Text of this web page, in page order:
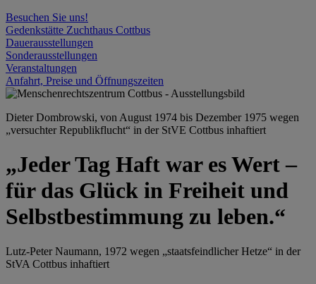
Besuchen Sie uns!
Gedenkstätte Zuchthaus Cottbus
Dauerausstellungen
Sonderausstellungen
Veranstaltungen
Anfahrt, Preise und Öffnungszeiten
Dieter Dombrowski, von August 1974 bis Dezember 1975 wegen
„versuchter Republikflucht“ in der StVE Cottbus inhaftiert
„Jeder Tag Haft war es Wert –
für das Glück in Freiheit und
Selbstbestimmung zu leben.“
Lutz-Peter Naumann, 1972 wegen „staatsfeindlicher Hetze“ in der
StVA Cottbus inhaftiert